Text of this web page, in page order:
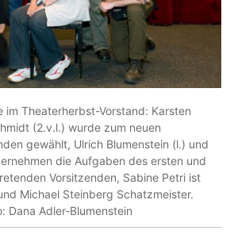
im Theaterherbst-Vorstand: Karsten
(2.v.l.) wurde zum neuen
gewählt, Ulrich Blumenstein (l.) und
die Aufgaben des ersten und
Vorsitzenden, Sabine Petri ist
Michael Steinberg Schatzmeister.
Dana Adler-Blumenstein